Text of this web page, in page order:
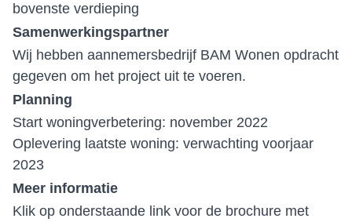
bovenste verdieping
Samenwerkingspartner
Wij hebben aannemersbedrijf BAM Wonen opdracht
gegeven om het project uit te voeren.
Planning
Start woningverbetering: november 2022
Oplevering laatste woning: verwachting voorjaar
2023
Meer informatie
Klik op onderstaande link voor de brochure met